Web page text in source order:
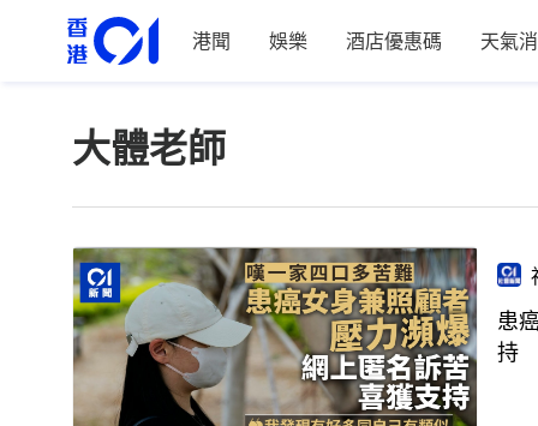
港聞 娛樂 酒店優惠碼 天氣
大體老師
患
持